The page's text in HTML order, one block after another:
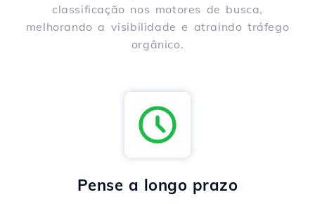
classificação nos motores de busca,
melhorando a visibilidade e atraindo tráfego
orgânico.
Pense a longo prazo